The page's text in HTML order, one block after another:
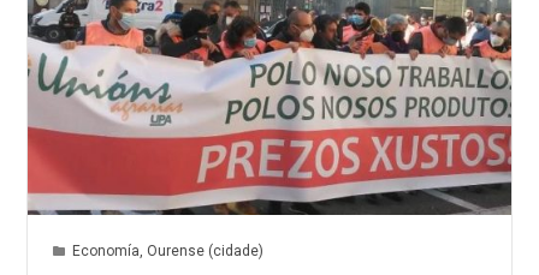
Economía, Ourense (cidade)